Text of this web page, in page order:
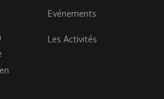
Evénements
Les Activités